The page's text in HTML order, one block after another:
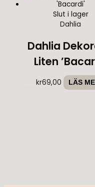
Slut i lager
Dahlia
Dahlia
Liten
kr69,00 LÄS